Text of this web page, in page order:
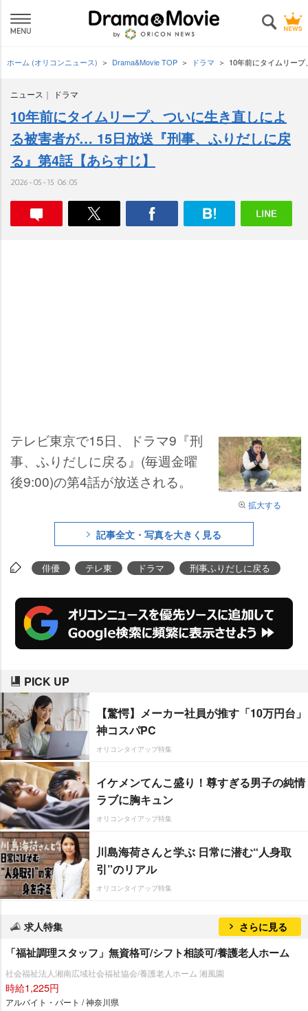
ホーム (オリコンニュース) Drama&Movie TOP ドラマ 10年前にタイムリー
ニュース ドラマ
10年前にタイムリープ、ついに生き直しによ
る被害者が… 15日放送『刑事、ふりだしに戻
る』第4話【あらすじ】
2026-05-15 06:05
拡大する
テレビ東京で15日、ドラマ9『刑
事、ふりだしに戻る』(毎週金曜
後9:00)の第4話が放送される。
記事全文・写真を大きく見る
俳優 テレ東 ドラマ 刑事ふりだしに戻る
PICK UP
【驚愕】メーカー社員が推す「10万円台」
神コスパPC
オリコンタイアップ特集
イケメンてんこ盛り！尊すぎる男子の純情
ラブに胸キュン
オリコンタイアップ特集
川島海荷さんと学ぶ 日常に潜む“人身取
引”のリアル
オリコンタイアップ特集
求人特集 さらに見る
「福祉調理スタッフ」無資格可/シフト相談可/養護老人ホーム
社会福祉法人湘南広域社会福祉協会/養護老人ホーム 湘風園
時給1,225円
アルバイト・パート / 神奈川県